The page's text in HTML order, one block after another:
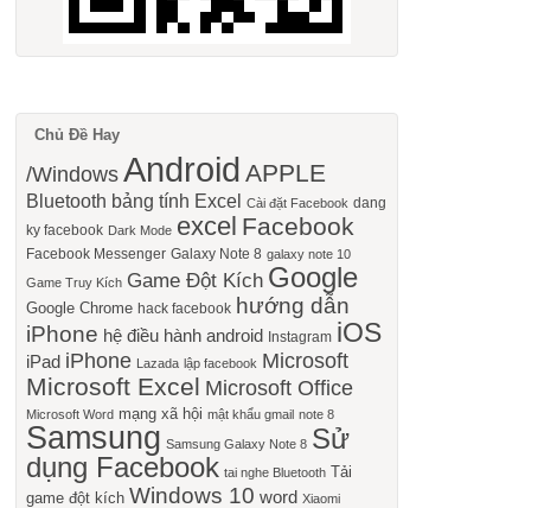
Chủ Đề Hay
/Windows Android APPLE
Bluetooth bảng tính Excel Cài đặt Facebook dang
ky facebook Dark Mode excel Facebook
Facebook Messenger Galaxy Note 8 galaxy note 10
Game Truy Kích Game Đột Kích Google
Google Chrome hack facebook hướng dẫn
iPhone hệ điều hành android Instagram iOS
iPad iPhone Lazada lập facebook Microsoft
Microsoft Excel Microsoft Office
Microsoft Word mạng xã hội mật khẩu gmail note 8
Samsung Samsung Galaxy Note 8 Sử
dụng Facebook tai nghe Bluetooth Tải
game đột kích Windows 10 word Xiaomi